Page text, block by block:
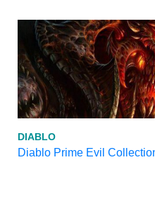
DIABLO
Diablo Prime Evil